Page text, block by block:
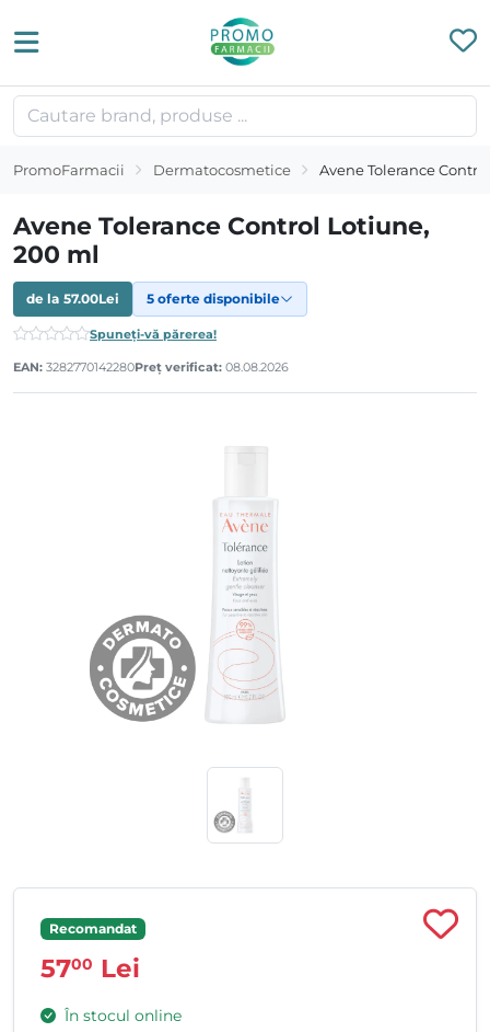
PromoFarmacii Dermatocosmetice Avene Tolerance
Avene Tolerance Control Lotiune,
200 ml
de la 57.00Lei 5 oferte disponibile
Spuneți-vă părerea!
EAN: 3282770142280Preț verificat: 08.08.2026
Recomandat
5700 Lei
În stocul online